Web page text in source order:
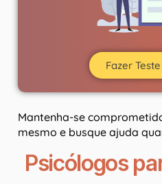
Fazer
Mantenha-se
mesmo e busque ajuda
Psicólogos